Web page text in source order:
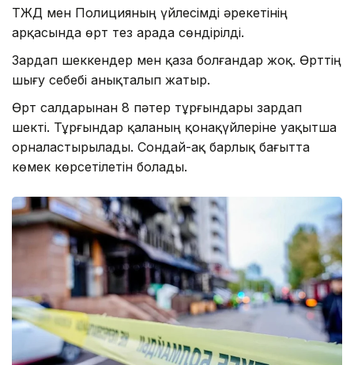
ТЖД мен Полицияның үйлесімді әрекетінің
арқасында өрт тез арада сөндірілді.
Зардап шеккендер мен қаза болғандар жоқ. Өрттің
шығу себебі анықталып жатыр.
Өрт салдарынан 8 пәтер тұрғындары зардап
шекті. Тұрғындар қаланың қонақүйлеріне уақытша
орналастырылады. Сондай-ақ барлық бағытта
көмек көрсетілетін болады.